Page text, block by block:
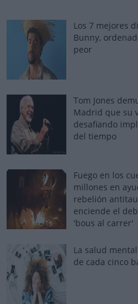
Los 7 mejores
Bunny,
peor
Tom Jones
Madrid que su
desafiando
del tiempo
Fuego en los
millones en
rebelión
enciende el
'bous al carrer'
La salud
de cada cinco